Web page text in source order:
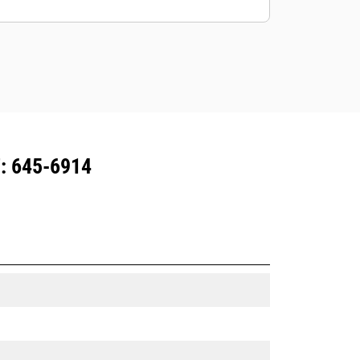
all'attrezzatura con abbonamento
645-6914